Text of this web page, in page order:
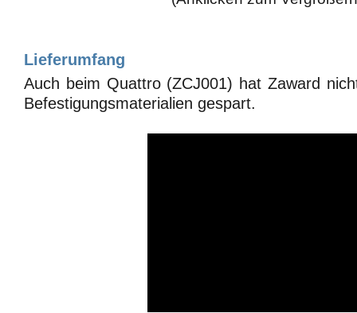
Lieferumfang
Auch beim Quattro (ZCJ001) hat Zaward
Befestigungsmaterialien gespart.